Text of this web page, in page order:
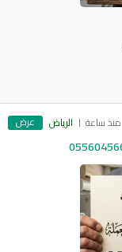
منذ ساعة الرياض عرض